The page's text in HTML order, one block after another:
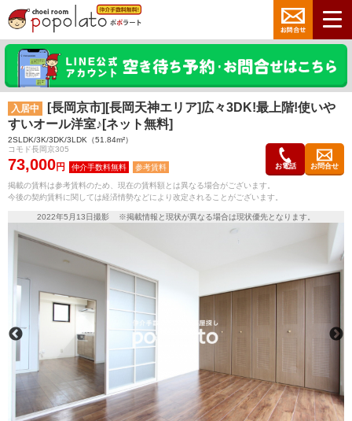
入居中
[長岡京市][長岡天神エリア]広々3DK!最上階!使いや
すいオール洋室♪[ネット無料]
2SLDK/3K/3DK/3LDK（51.84m²）
コモド長岡京305
73,000円 参考賃料 お電話 お問合せ
掲載の賃料は参考賃料のため、現在の賃料額とは異なる場合がございます。
今後の契約賃料に関しては経済情勢などにより改定されることがございます。
2022年5月13日撮影 ※掲載情報と現状が異なる場合は現状優先となります。